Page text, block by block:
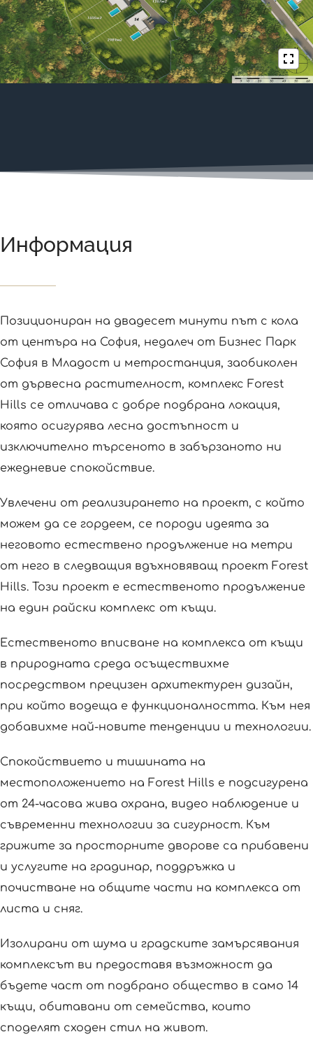
Информация
Позициониран на двадесет минути път с кола
от центъра на София, недалеч от Бизнес Парк
София в Младост и метростанция, заобиколен
от дървесна растителност, комплекс Forest
Hills се отличава с добре подбрана локация,
която осигурява лесна достъпност и
изключително търсеното в забързаното ни
ежедневие спокойствие.
Увлечени от реализирането на проект, с който
можем да се гордеем, се породи идеята за
неговото естествено продължение на метри
от него в следващия вдъхновяващ проект Forest
Hills. Този проект е естественото продължение
на един райски комплекс от къщи.
Естественото вписване на комплекса от къщи
в природната среда осъществихме
посредством прецизен архитектурен дизайн,
при който водеща е функционалността. Към нея
добавихме най-новите тенденции и технологии.
Спокойствието и тишината на
местоположението на Forest Hills е подсигурена
от 24-часова жива охрана, видео наблюдение и
съвременни технологии за сигурност. Към
грижите за просторните дворове са прибавени
и услугите на градинар, поддръжка и
почистване на общите части на комплекса от
листа и сняг.
Изолирани от шума и градските замърсявания
комплексът ви предоставя възможност да
бъдете част от подбрано общество в само 14
къщи, обитавани от семейства, които
споделят сходен стил на живот.